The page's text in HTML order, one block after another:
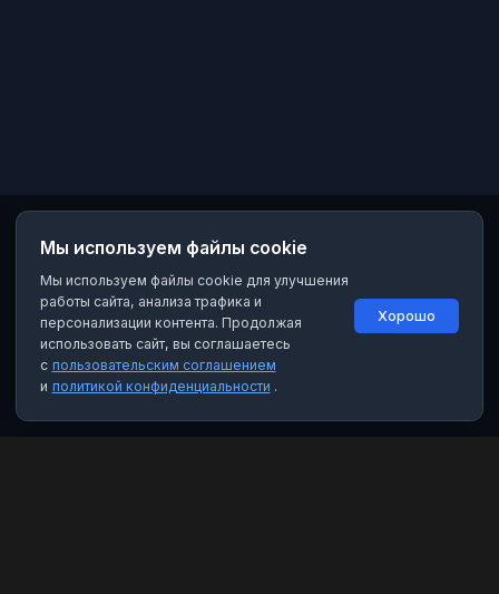
Мы используем файлы cookie
Мы используем файлы cookie для улучшения
работы сайта, анализа трафика и
персонализации контента. Продолжая
использовать сайт, вы соглашаетесь
с пользовательским соглашением
и политикой конфиденциальности .
Хорошо